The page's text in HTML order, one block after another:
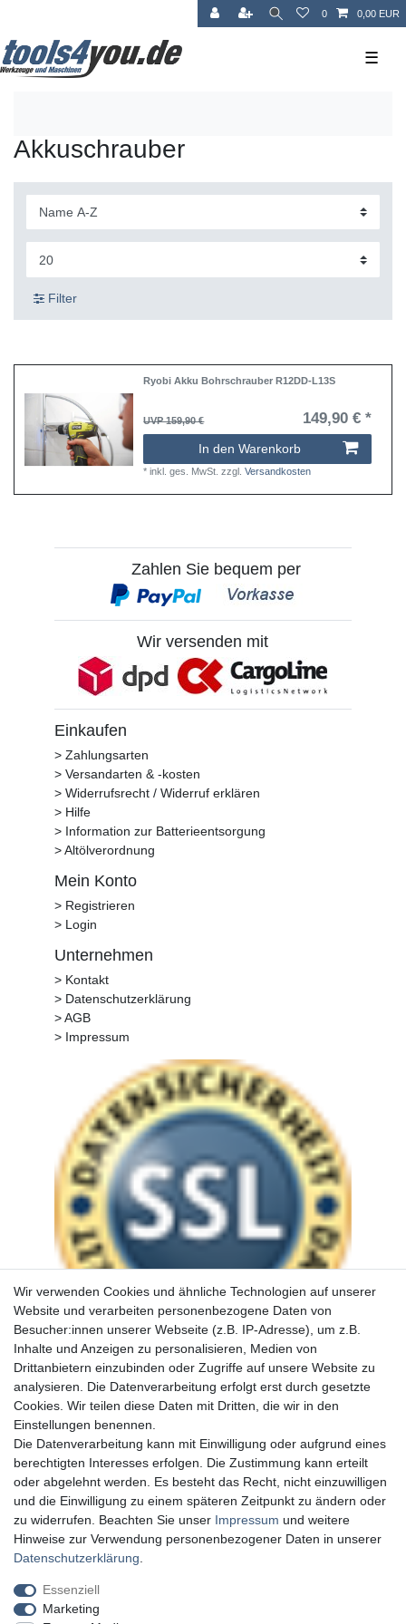
0 0,00 EUR
☰
Akkuschrauber
Filter
Ryobi Akku Bohrschrauber R12DD-L13S
UVP 159,90 € 149,90 € *
In den Warenkorb
*inkl. ges. MwSt. zzgl.Versandkosten
Zahlen Sie bequem per
Wir versenden mit
Einkaufen
> Zahlungsarten
> Versandarten & -kosten
> Widerrufsrecht / Widerruf erklären
> Hilfe
> Information zur Batterieentsorgung
> Altölverordnung
Mein Konto
> Registrieren
> Login
Unternehmen
> Kontakt
> Datenschutzerklärung
> AGB
> Impressum
Wir verwenden Cookies und ähnliche Technologien auf unserer
Website und verarbeiten personenbezogene Daten von
Besucher:innen unserer Webseite (z.B. IP-Adresse), um z.B.
Inhalte und Anzeigen zu personalisieren, Medien von
Drittanbietern einzubinden oder Zugriffe auf unsere Website zu
analysieren. Die Datenverarbeitung erfolgt erst durch gesetzte
Cookies. Wir teilen diese Daten mit Dritten, die wir in den
Einstellungen benennen.
Die Datenverarbeitung kann mit Einwilligung oder aufgrund eines
berechtigten Interesses erfolgen. Die Zustimmung kann erteilt
oder abgelehnt werden. Es besteht das Recht, nicht einzuwilligen
und die Einwilligung zu einem späteren Zeitpunkt zu ändern oder
zu widerrufen. Beachten Sie unser Impressum und weitere
Hinweise zur Verwendung personenbezogener Daten in unserer
Daten­schutz­erklärung
Essenziell
Marketing